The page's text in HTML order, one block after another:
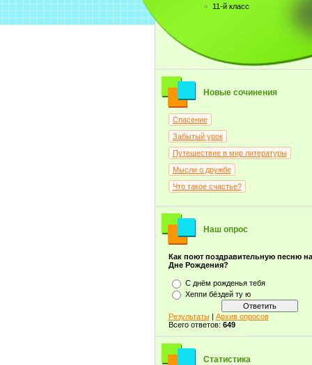
11-й класс
Новые сочинения
Спасение
Забытый урок
Путешествие в мир литературы
Мысли о дружбе
Что такое счастье?
Наш опрос
Как поют поздравительную песню
Дне Рождения?
С днём рожденья тебя
Хеппи бёздей ту ю
Результаты| Архив опросов
Всего ответов: 649
Статистика